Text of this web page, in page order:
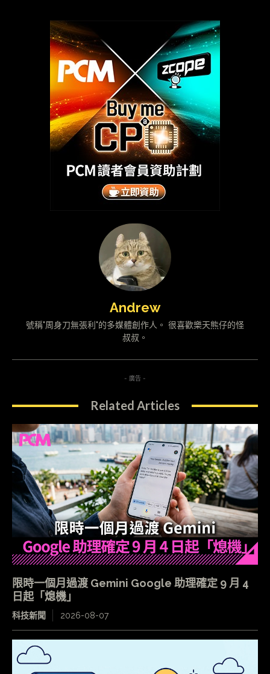
Andrew
號稱"周身刀無張利"的多媒體創作人。 很喜歡樂天熊仔的怪
叔叔。
- 廣告 -
Related Articles
限時一個月過渡 Gemini Google 助理確定 9 月 4
日起「熄機」
科技新聞 2026-08-07